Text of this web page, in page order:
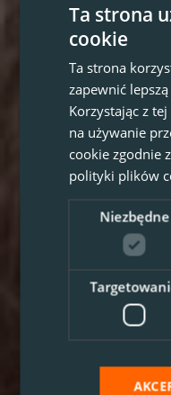
Ta strona
cookie
Ta strona
zapewnić
Korzystając z
na używanie
cookie zgodnie
polityki plików
Niezbędne